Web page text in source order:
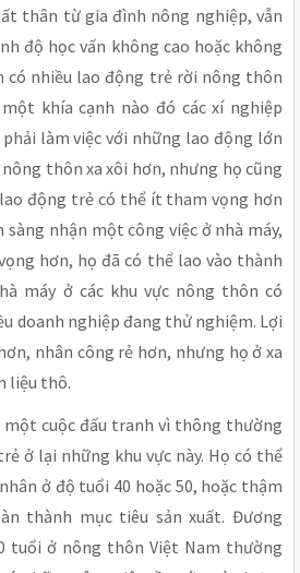
thân từ gia đình nông nghiệp, vẫn
độ học vấn không cao hoặc không
có nhiều lao động trẻ rời nông thôn
khía cạnh nào đó các xí nghiệp
làm việc với những lao động lớn
thôn xa xôi hơn, nhưng họ cũng
động trẻ có thể ít tham vọng hơn
sàng nhận một công việc ở nhà máy,
hơn, họ đã có thể lao vào thành
máy ở các khu vực nông thôn có
doanh nghiệp đang thử nghiệm. Lợi
nhân công rẻ hơn, nhưng họ ở xa
liệu thô.
một cuộc đấu tranh vì thông thường
ở lại những khu vực này. Họ có thể
ở độ tuổi 40 hoặc 50, hoặc thậm
thành mục tiêu sản xuất. Đương
tuổi ở nông thôn Việt Nam thường